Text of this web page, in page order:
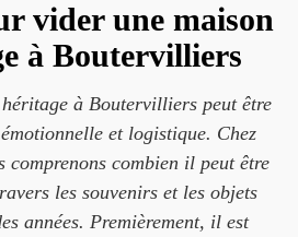
vider une maison
à Boutervilliers
à Boutervilliers peut être
et logistique. Chez
comprenons combien il peut être
les souvenirs et les objets
années. Premièrement, il est